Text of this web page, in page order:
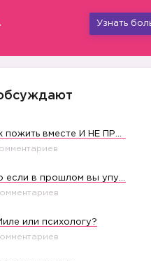
Узнать
Как пожить вместе И НЕ ПРОЛЕТЕТЬ СО СВАДЬБОЙ
Что если в прошлом вы упустили свое счастье?
или психологу?